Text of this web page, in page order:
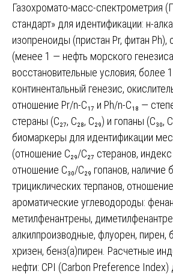
Газохромато-масс-спектрометрия
стандарт» для идентификации: н-
изопреноиды (пристан Pr, фитан Ph),
(менее 1 — нефть морского
восстановительные условия; более
континентальный генезис,
отношение Pr/n-C₁₇ и Ph/n-C₁₈ —
стераны (C₂₇, C₂₈, C₂₉) и гопаны (C₃₀,
биомаркеры для идентификации
(отношение C₂₉/C₂₇ стеранов,
отношение C₃₀/C₂₉ гопанов,
трициклических терпанов, отношение
ароматические углеводороды:
метилфенантрены,
алкилпроизводные, флуорен, пирен,
хризен, бенз(а)пирен. Расчетные
нефти: CPI (Carbon Preference Index)